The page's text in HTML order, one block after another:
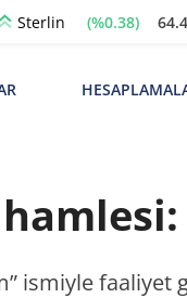
Sterlin (%0.38)
ismiyle